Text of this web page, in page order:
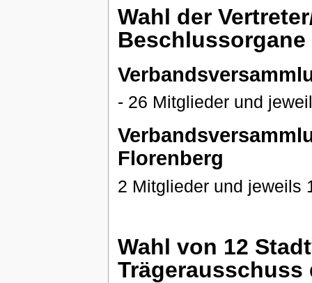
Wahl der
- 26 Mitglieder und
Florenberg
2 Mitglieder und jeweils
Wahl von 12
Trägerausschuss